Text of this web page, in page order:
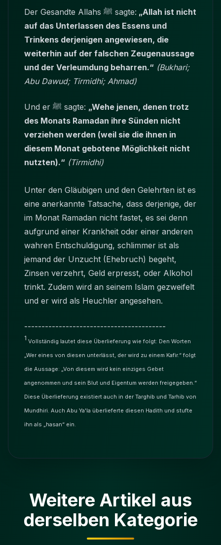
Der Gesandte Allahs ﷺ sagte: „Allah ist nicht
auf das Unterlassen des Essens und
Trinkens derjenigen angewiesen, die
weiterhin auf der falschen Zeugenaussage
und der Verleumdung beharren.“ (Bukhari;
Abu Dawud; Tirmidhi; Ahmad)
Und er ﷺ sagte: „Wehe jenen, denen trotz
des Monats Ramadan ihre Sünden nicht
verziehen werden (weil sie die ihnen in
diesem Monat gebotene Möglichkeit nicht
nutzten).“ (Tirmidhi)
Unter den Gläubigen und den Gelehrten ist es
eine anerkannte Tatsache, dass derjenige, der
im Monat Ramadan nicht fastet, es sei denn
aufgrund einer Krankheit oder einer anderen
wahren Entschuldigung, schlimmer ist als
jemand der Unzucht (Ehebruch) begeht,
Zinsen verzehrt, Geld erpresst, oder Alkohol
trinkt. Zudem wird an seinem Islam gezweifelt
und er wird als Heuchler angesehen.
-----------------------------------------
1 Vollständig lautet diese Überlieferung wie folgt: Den Worten
„Wer eines von diesen unterlässt, der wird zu einem Kafir.“ folgt
die Aussage: „Von diesem wird kein einziges Gebet
angenommen und sein Blut und Eigentum werden freigegeben.“
Diese Überlieferung existiert auch in der Targhib und Tarhib von
Mundhiri. Auch Abu Ya'la überlieferte diesen Hadith und stufte
ihn als „hasan“ ein.
Weitere Artikel aus
derselben Kategorie